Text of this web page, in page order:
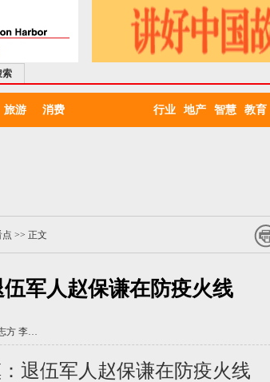
索
旅游 消费 行业 地产 智慧 教育
点 >> 正文
军人赵保谦在防疫火线
方 李…
退伍军人赵保谦在防疫火线